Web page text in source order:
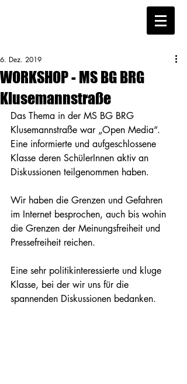
WORKSHOP - MS BG BRG
Klusemannstraße
6. Dez. 2019
Das Thema in der MS BG BRG
Klusemannstraße war „Open Media“.
Eine informierte und aufgeschlossene
Klasse deren SchülerInnen aktiv an
Diskussionen teilgenommen haben.
Wir haben die Grenzen und Gefahren
im Internet besprochen, auch bis wohin
die Grenzen der Meinungsfreiheit und
Pressefreiheit reichen.
Eine sehr politikinteressierte und kluge
Klasse, bei der wir uns für die
spannenden Diskussionen bedanken.